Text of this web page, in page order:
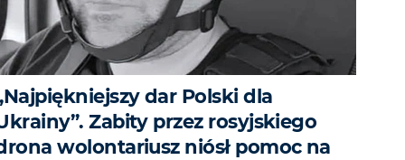
dar Polski dla
Zabity przez rosyjskiego
wolontariusz niósł pomoc na